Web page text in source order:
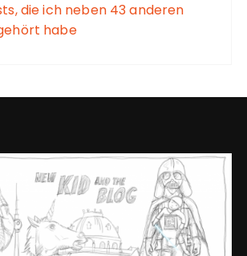
die ich neben 43 anderen
habe